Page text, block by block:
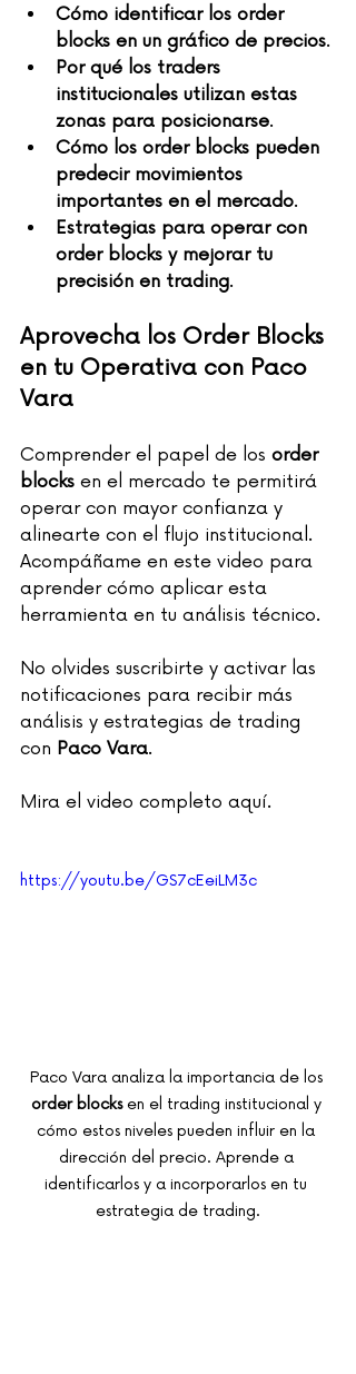
Cómo identificar los order
blocks en un gráfico de precios.
Por qué los traders
institucionales utilizan estas
zonas para posicionarse.
Cómo los order blocks pueden
predecir movimientos
importantes en el mercado.
Estrategias para operar con
order blocks y mejorar tu
precisión en trading.
Aprovecha los Order Blocks
en tu Operativa con Paco
Vara
Comprender el papel de los order
blocks en el mercado te permitirá
operar con mayor confianza y
alinearte con el flujo institucional.
Acompáñame en este video para
aprender cómo aplicar esta
herramienta en tu análisis técnico.
No olvides suscribirte y activar las
notificaciones para recibir más
análisis y estrategias de trading
con Paco Vara.
Mira el video completo aquí.
https://youtu.be/GS7cEeiLM3c
Paco Vara analiza la importancia de los
order blocks en el trading institucional y
cómo estos niveles pueden influir en la
dirección del precio. Aprende a
identificarlos y a incorporarlos en tu
estrategia de trading.